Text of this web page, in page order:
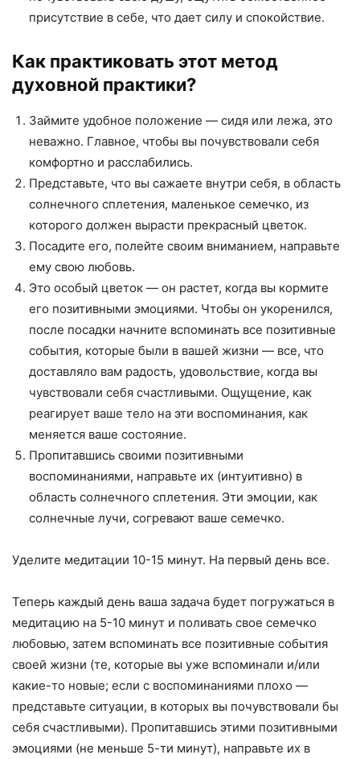
присутствие в себе, что дает силу и спокойствие.
Как практиковать этот метод
духовной практики?
Займите удобное положение — сидя или лежа, это
неважно. Главное, чтобы вы почувствовали себя
комфортно и расслабились.
Представьте, что вы сажаете внутри себя, в область
солнечного сплетения, маленькое семечко, из
которого должен вырасти прекрасный цветок.
Посадите его, полейте своим вниманием, направьте
ему свою любовь.
Это особый цветок — он растет, когда вы кормите
его позитивными эмоциями. Чтобы он укоренился,
после посадки начните вспоминать все позитивные
события, которые были в вашей жизни — все, что
доставляло вам радость, удовольствие, когда вы
чувствовали себя счастливыми. Ощущение, как
реагирует ваше тело на эти воспоминания, как
меняется ваше состояние.
Пропитавшись своими позитивными
воспоминаниями, направьте их (интуитивно) в
область солнечного сплетения. Эти эмоции, как
солнечные лучи, согревают ваше семечко.
Уделите медитации 10-15 минут. На первый день все.
Теперь каждый день ваша задача будет погружаться в
медитацию на 5-10 минут и поливать свое семечко
любовью, затем вспоминать все позитивные события
своей жизни (те, которые вы уже вспоминали и/или
какие-то новые; если с воспоминаниями плохо —
представьте ситуации, в которых вы почувствовали бы
себя счастливыми). Пропитавшись этими позитивными
эмоциями (не меньше 5-ти минут), направьте их в